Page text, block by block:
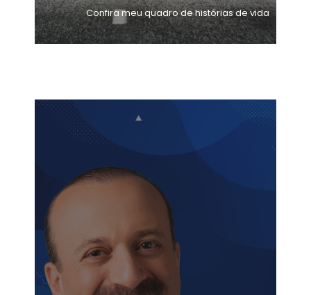
Confira meu quadro de histórias de vida